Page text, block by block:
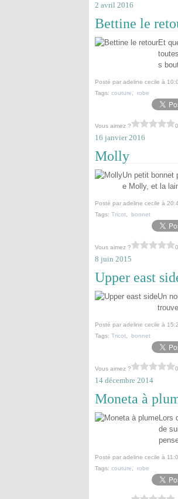
2 avril 2016
Bettine le
Et
s
Posté par adeline cecile à
Tags: couture robe
Vous aimez ?
16 janvier 2016
Molly
Un petit bonnet
e Molly, et la
Posté par adeline cecile à
Tags: Tricot bonnet
Vous aimez ?
8 juin 2015
Upper east
Un
Posté par adeline cecile à
Tags: Tricot bonnet
Vous aimez ?
14 décembre 2014
Moneta à
Lors
de
Posté par adeline cecile à
Tags: couture robe